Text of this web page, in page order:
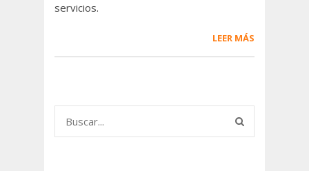
servicios.
LEER MÁS